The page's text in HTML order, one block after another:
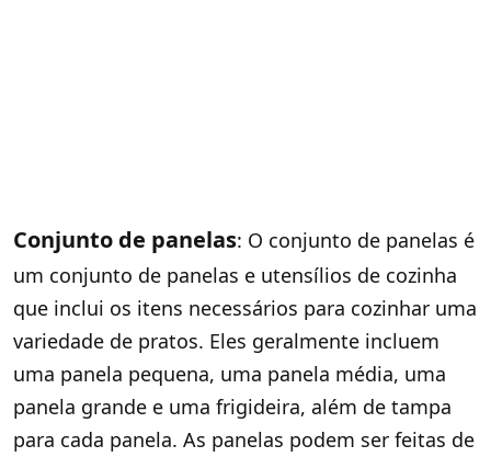
Conjunto de panelas: O conjunto de panelas é
um conjunto de panelas e utensílios de cozinha
que inclui os itens necessários para cozinhar uma
variedade de pratos. Eles geralmente incluem
uma panela pequena, uma panela média, uma
panela grande e uma frigideira, além de tampa
para cada panela. As panelas podem ser feitas de